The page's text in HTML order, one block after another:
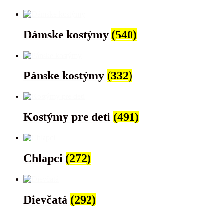
Dámske kostýmy (540)
Pánske kostýmy (332)
Kostýmy pre deti (491)
Chlapci (272)
Dievčatá (292)